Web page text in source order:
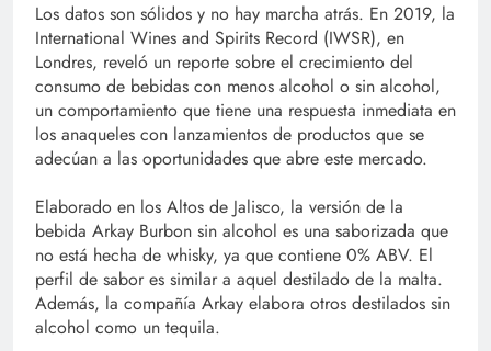
Los datos son sólidos y no hay marcha atrás. En 2019, la
International Wines and Spirits Record (IWSR), en
Londres, reveló un reporte sobre el crecimiento del
consumo de bebidas con menos alcohol o sin alcohol,
un comportamiento que tiene una respuesta inmediata en
los anaqueles con lanzamientos de productos que se
adecúan a las oportunidades que abre este mercado.
Elaborado en los Altos de Jalisco, la versión de la
bebida Arkay Burbon sin alcohol es una saborizada que
no está hecha de whisky, ya que contiene 0% ABV. El
perfil de sabor es similar a aquel destilado de la malta.
Además, la compañía Arkay elabora otros destilados sin
alcohol como un tequila.